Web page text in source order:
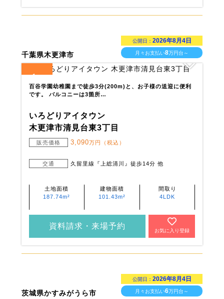
千葉県木更津市
公開日： 2026年8月4日
月々お支払い8万円台～
1
百谷学園幼稚園まで徒歩3分(200m)と、お子様の送迎に便利
です。 バルコニーは3箇所…
いろどりアイタウン
木更津市清見台東3丁目
販売価格 3,090万円（税込）
交通 久留里線『上総清川』徒歩14分 他
土地面積
187.74m²
建物面積
101.43m²
間取り
4LDK
資料請求・来場予約
お気に入り登録
茨城県かすみがうら市
公開日： 2026年8月4日
月々お支払い6万円台～